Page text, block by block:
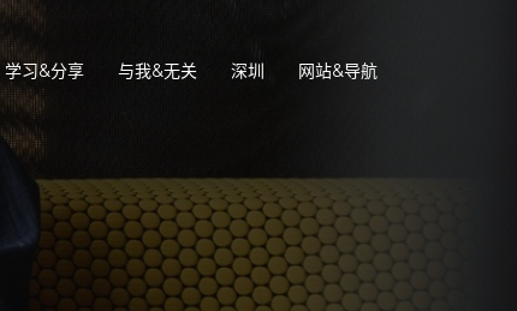
学习&分享 与我&无关 深圳 网站&导航